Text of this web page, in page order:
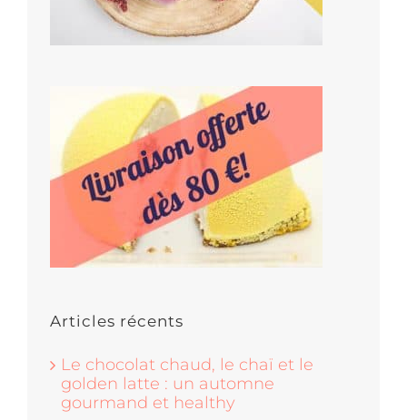
Articles récents
Le chocolat chaud, le chaï et le
golden latte : un automne
gourmand et healthy